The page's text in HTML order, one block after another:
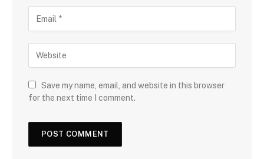
Save my name, email, and website in this browser
for the next time I comment.